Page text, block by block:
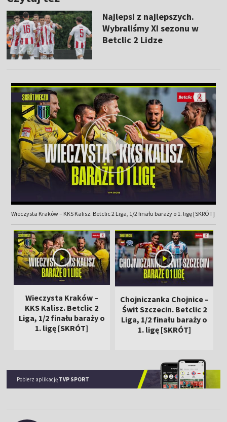
Najlepsi z najlepszych.
Wybraliśmy XI sezonu w
Betclic 2 Lidze
Wieczysta Kraków – KKS Kalisz. Betclic 2 Liga, 1/2 finału baraży o 1. ligę [SKRÓT]
Wieczysta Kraków –
KKS Kalisz. Betclic 2
Liga, 1/2 finału baraży o
1. ligę [SKRÓT]
Chojniczanka Chojnice –
Świt Szczecin. Betclic 2
Liga, 1/2 finału baraży o
1. ligę [SKRÓT]
Pobierz aplikację TVP SPORT